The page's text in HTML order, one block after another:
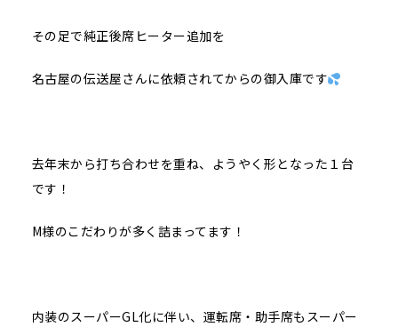
その足で純正後席ヒーター追加を
名古屋の伝送屋さんに依頼されてからの御入庫です
去年末から打ち合わせを重ね、ようやく形となった１台
です！
M様のこだわりが多く詰まってます！
内装のスーパーGL化に伴い、運転席・助手席もスーパー